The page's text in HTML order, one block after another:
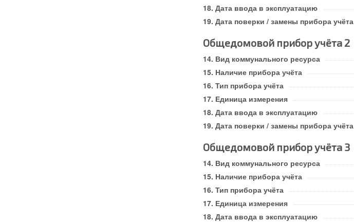
Дата ввода в эксплуатацию
Дата поверки / замены прибора учёта
Общедомовой прибор учёта 2
Вид коммунального ресурса
Наличие прибора учёта
Тип прибора учёта
Единица измерения
Дата ввода в эксплуатацию
Дата поверки / замены прибора учёта
Общедомовой прибор учёта 3
Вид коммунального ресурса
Наличие прибора учёта
Тип прибора учёта
Единица измерения
Дата ввода в эксплуатацию